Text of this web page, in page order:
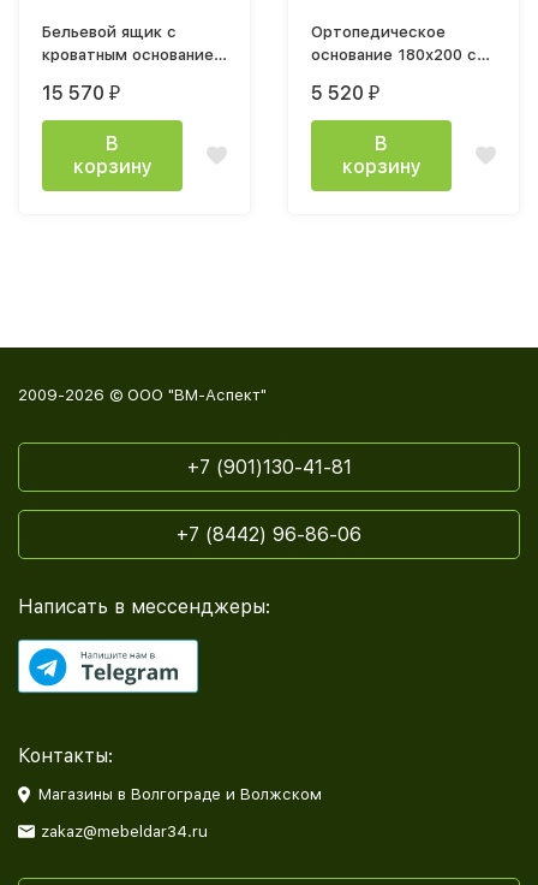
Бельевой ящик с
кроватным основанием
механизмом
1800х2000
15 570 ₽
В
корзину
Ортопедическое
основание 180х200 см
5 520 ₽
В
корзину
2009-2026 © ООО "ВМ-Аспект"
+7 (901)130-41-81
+7 (8442) 96-86-06
Написать в мессенджеры:
Контакты:
Магазины в Волгограде и Волжском
zakaz@mebeldar34.ru